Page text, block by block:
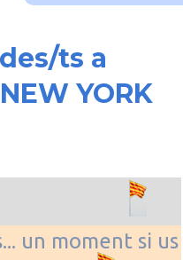
ts a
YORK
un moment si us